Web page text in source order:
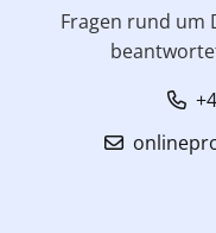
Fragen rund um